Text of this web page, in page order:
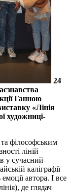
24
Ганною
«Лінія
художниці-
філософським
ліній
у сучасний
каліграфії
автора. І все
де глядач